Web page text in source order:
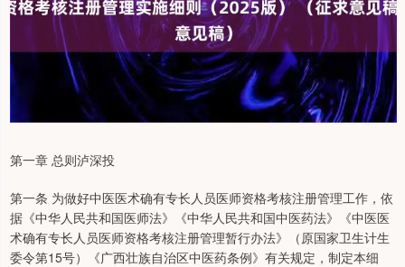
第一章 总则泸深投
第一条 为做好中医医术确有专长人员医师资格考核注册管理工作，依
据《中华人民共和国医师法》《中华人民共和国中医药法》《中医医
术确有专长人员医师资格考核注册管理暂行办法》（原国家卫生计生
委令第15号）《广西壮族自治区中医药条例》有关规定，制定本细